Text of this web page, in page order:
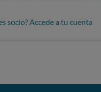
socio? Accede a tu cuenta